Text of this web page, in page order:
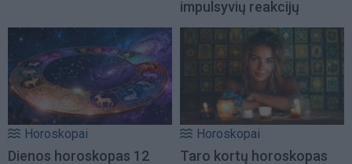
impulsyvių reakcijų
Horoskopai
Dienos horoskopas 12
Horoskopai
Taro kortų horoskopas